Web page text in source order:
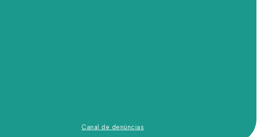
Canal de denúncias